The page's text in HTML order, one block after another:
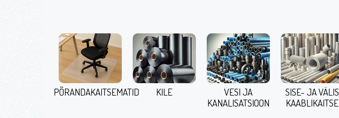
PÕRANDAKAITSEMATID KILE
VESI JA
KANALISATSIOON
SISE- JA VÄLIS
KAABLIKAITSE